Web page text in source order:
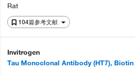
104篇参考文献
Rat
Invitrogen
Tau Monoclonal Antibody (HT7), Biotin